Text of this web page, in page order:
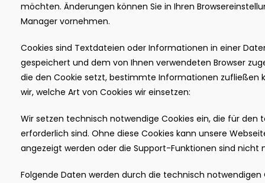
möchten. Änderungen können Sie in Ihren
Manager vornehmen.
Cookies sind Textdateien oder Informationen in einer
gespeichert und dem von Ihnen verwendeten Browser
die den Cookie setzt, bestimmte Informationen zufließen
wir, welche Art von Cookies wir einsetzen:
Wir setzen technisch notwendige Cookies ein, die für den
erforderlich sind. Ohne diese Cookies kann unsere
angezeigt werden oder die Support-Funktionen sind nicht
Folgende Daten werden durch die technisch